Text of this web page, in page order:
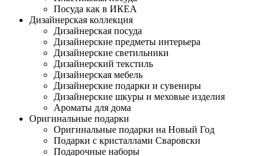
Посуда как в ИКЕА
Дизайнерская коллекция
Дизайнерская посуда
Дизайнерские предметы интерьера
Дизайнерские светильники
Дизайнерский текстиль
Дизайнерская мебель
Дизайнерские подарки и сувениры
Дизайнерские шкуры и меховые изделия
Ароматы для дома
Оригинальные подарки
Оригинальные подарки на Новый Год
Подарки с кристаллами Сваровски
Подарочные наборы